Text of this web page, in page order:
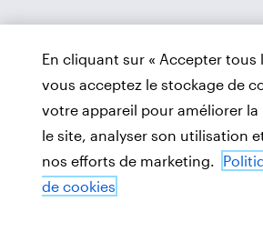
En cliquant sur « Accepter tous
vous acceptez le stockage de
votre appareil pour améliorer
le site, analyser son utilisation
nos efforts de marketing.
de cookies